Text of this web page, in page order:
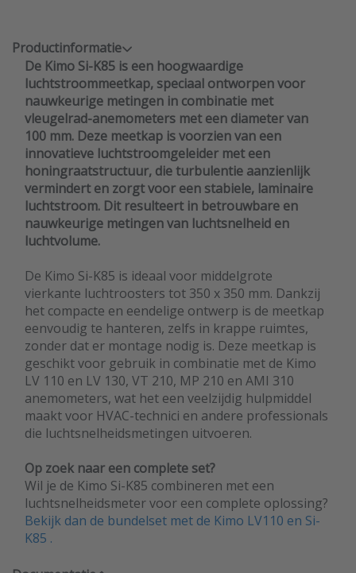
Productinformatie
De Kimo Si-K85 is een hoogwaardige
luchtstroommeetkap, speciaal ontworpen voor
nauwkeurige metingen in combinatie met
vleugelrad-anemometers met een diameter van
100 mm. Deze meetkap is voorzien van een
innovatieve luchtstroomgeleider met een
honingraatstructuur, die turbulentie aanzienlijk
vermindert en zorgt voor een stabiele, laminaire
luchtstroom. Dit resulteert in betrouwbare en
nauwkeurige metingen van luchtsnelheid en
luchtvolume.
De Kimo Si-K85 is ideaal voor middelgrote
vierkante luchtroosters tot 350 x 350 mm. Dankzij
het compacte en eendelige ontwerp is de meetkap
eenvoudig te hanteren, zelfs in krappe ruimtes,
zonder dat er montage nodig is. Deze meetkap is
geschikt voor gebruik in combinatie met de Kimo
LV 110 en LV 130, VT 210, MP 210 en AMI 310
anemometers, wat het een veelzijdig hulpmiddel
maakt voor HVAC-technici en andere professionals
die luchtsnelheidsmetingen uitvoeren.
Op zoek naar een complete set?
Wil je de Kimo Si-K85 combineren met een
luchtsnelheidsmeter voor een complete oplossing?
Bekijk dan de bundelset met de Kimo LV110 en Si-
K85 .